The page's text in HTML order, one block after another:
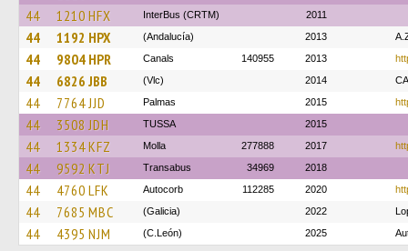
44 1210 HFX InterBus (CRTM) 2011
44 1192 HPX (Andalucía) 2013
44 9804 HPR Canals 140955 2013
44 6826 JBB (Vlc) 2014
44 7764 JJD Palmas 2015
44 3508 JDH TUSSA 2015
44 1334 KFZ Molla 277888 2017
44 9592 KTJ Transabus 34969 2018
44 4760 LFK Autocorb 112285 2020
44 7685 MBC (Galicia) 2022
44 4395 NJM (C.León) 2025